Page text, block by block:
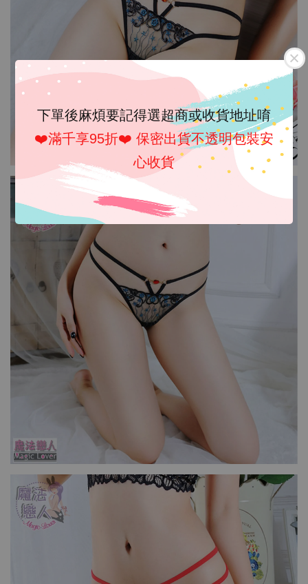
下單後麻煩要記得選超商或收貨地址唷
❤️滿千享95折❤️ 保密出貨不透明包裝安
心收貨